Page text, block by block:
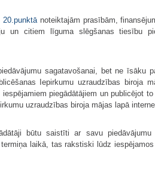
20.punktā noteiktajām prasībām,
un citiem līguma slēgšanas tiesību
sagatavošanai, bet ne īsāku
Iepirkumu uzraudzības biroja
piegādātājiem un publicējot
uzraudzības biroja mājas lapā
būtu saistīti ar savu
laikā, tas rakstiski lūdz